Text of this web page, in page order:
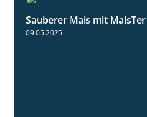
Sauberer Mais mit
09.05.2025